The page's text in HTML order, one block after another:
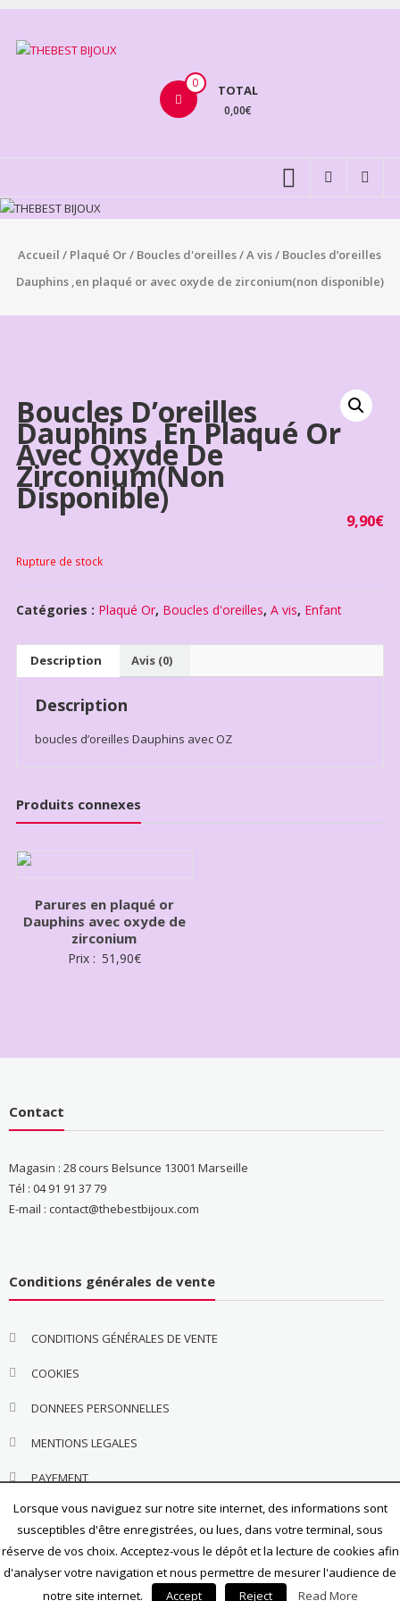
Aller
contenu
BIJOUX
0 TOTAL
0,00€
Accueil / Plaqué Or/ Boucles d'oreilles/A vis/ Boucles d’oreilles
Dauphins ,en plaqué or avec oxyde de zirconium(non disponible)
Boucles D’oreilles
Dauphins ,en Plaqué Or
Avec Oxyde De
Zirconium(non
Disponible)
9,90€
Rupture de stock
Catégories : Plaqué Or, Boucles d'oreilles, A vis, Enfant
Description Avis (0)
Description
boucles d’oreilles Dauphins avec OZ
Produits connexes
Parures en plaqué or
Dauphins avec oxyde de
zirconium
Prix : 51,90€
Contact
Magasin : 28 cours Belsunce 13001 Marseille
Tél : 04 91 91 37 79
E-mail : contact@thebestbijoux.com
Conditions générales de vente
CONDITIONS GÉNÉRALES DE VENTE
COOKIES
DONNEES PERSONNELLES
MENTIONS LEGALES
PAYEMENT
Lorsque vous naviguez sur notre site internet, des informations sont
susceptibles d'être enregistrées, ou lues, dans votre terminal, sous
réserve de vos choix. Acceptez-vous le dépôt et la lecture de cookies afin
d'analyser votre navigation et nous permettre de mesurer l'audience de
notre site internet.
Accept Reject Read More